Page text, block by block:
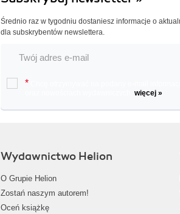
Średnio raz w tygodniu dostaniesz informacje o
dla subskrybentów newslettera.
*
więcej »
Wydawnictwo Helion
O Grupie Helion
Zostań naszym autorem!
Oceń książkę